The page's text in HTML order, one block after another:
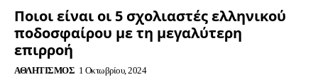
Ποιοι είναι οι 5 σχολιαστές ελληνικού
ποδοσφαίρου με τη μεγαλύτερη
επιρροή
ΑΘΛΗΤΙΣΜΌΣ 1 Οκτωβρίου, 2024